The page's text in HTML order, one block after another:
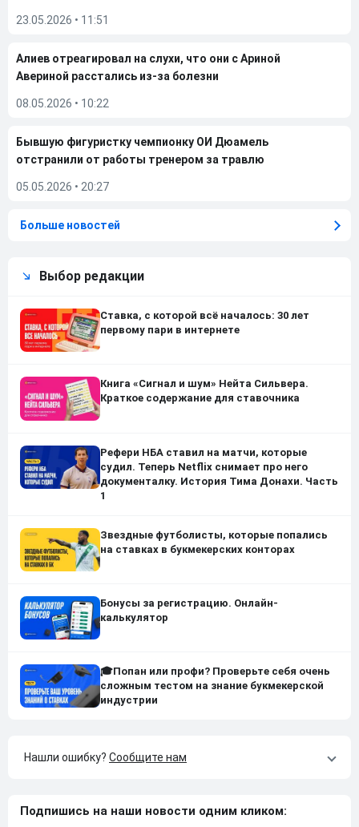
23.05.2026 • 11:51
Алиев отреагировал на слухи, что они с Ариной
Авериной расстались из-за болезни
08.05.2026 • 10:22
Бывшую фигуристку чемпионку ОИ Дюамель
отстранили от работы тренером за травлю
05.05.2026 • 20:27
Больше новостей
Выбор редакции
Ставка, с которой всё началось: 30 лет
первому пари в интернете
Книга «Сигнал и шум» Нейта Сильвера.
Краткое содержание для ставочника
Рефери НБА ставил на матчи, которые
судил. Теперь Netflix снимает про него
документалку. История Тима Донахи. Часть
1
Звездные футболисты, которые попались
на ставках в букмекерских конторах
Бонусы за регистрацию. Онлайн-
калькулятор
🎓Попан или профи? Проверьте себя очень
сложным тестом на знание букмекерской
индустрии
Нашли ошибку? Сообщите нам
Подпишись на наши новости одним кликом: